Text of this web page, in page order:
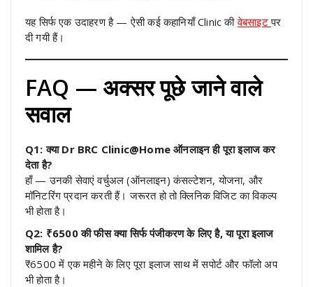
यह सिर्फ एक उदाहरण है — ऐसी कई कहानियाँ Clinic कीवेबसाइटपर
दी गयी हैं।
FAQ — अक्सर पूछे जाने वाले
सवाल
Q1: क्या Dr BRC Clinic@Home ऑनलाइन ही पूरा इलाज कर
देता है?
हाँ — उनकी सेवाएं वर्चुअल (ऑनलाइन) कंसल्टेशन, योजना, और
मॉनिटरिंग प्रदान करती हैं। जरूरत हो तो क्लिनिक विजिट का विकल्प
भी होता है।
Q2: ₹6500 की फीस क्या सिर्फ पंजीकरण के लिए है, या पूरा इलाज
शामिल है?
₹6500 में एक महीने के लिए पूरा इलाज साथ में सपोर्ट और फॉलो अप
भी होता है।